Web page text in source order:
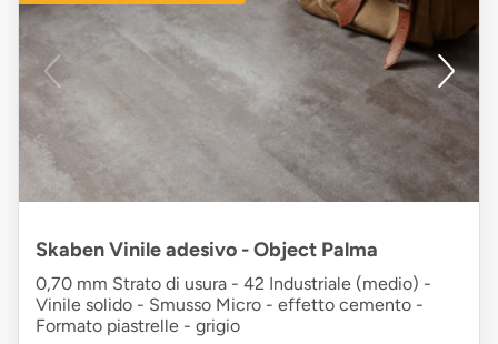
Skaben Vinile adesivo - Object Palma
0,70 mm Strato di usura - 42 Industriale (medio) -
Vinile solido - Smusso Micro - effetto cemento -
Formato piastrelle - grigio